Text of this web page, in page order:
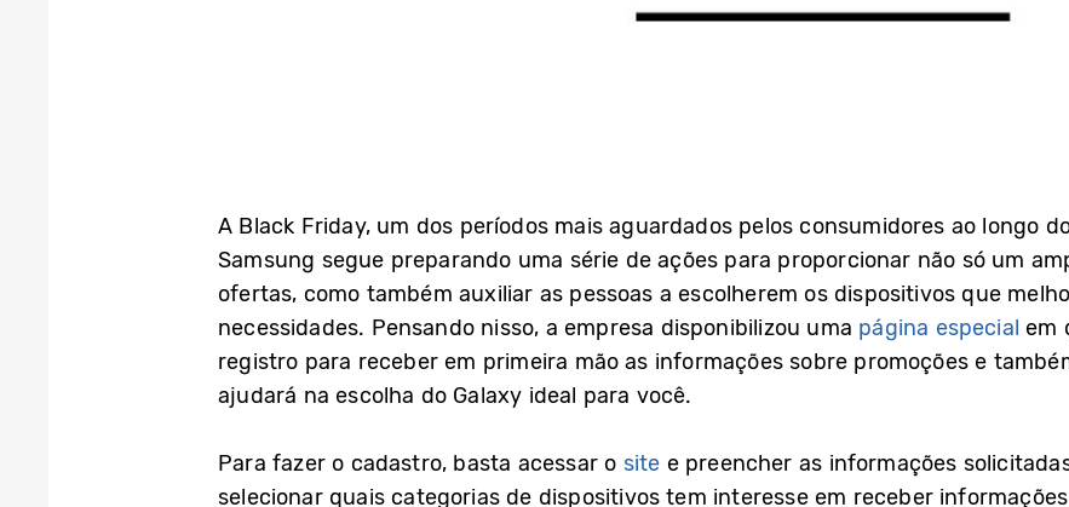
A Black Friday, um dos períodos mais aguardados pelos consumidores ao longo
Samsung segue preparando uma série de ações para proporcionar não só um
ofertas, como também auxiliar as pessoas a escolherem os dispositivos que
necessidades. Pensando nisso, a empresa disponibilizou uma página especial em
registro para receber em primeira mão as informações sobre promoções e
ajudará na escolha do Galaxy ideal para você.
Para fazer o cadastro, basta acessar o site e preencher as informações
selecionar quais categorias de dispositivos tem interesse em receber